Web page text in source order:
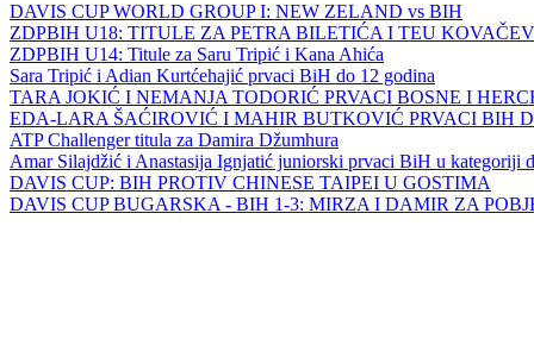
DAVIS CUP WORLD GROUP I: NEW ZELAND vs BIH
ZDPBIH U18: TITULE ZA PETRA BILETIĆA I TEU
ZDPBIH U14: Titule za Saru Tripić i Kana Ahića
Sara Tripić i Adian Kurtćehajić prvaci BiH do 12 godina
TARA JOKIĆ I NEMANJA TODORIĆ PRVACI BOSNE I
EDA-LARA ŠAĆIROVIĆ I MAHIR BUTKOVIĆ PRVACI BIH
ATP Challenger titula za Damira Džumhura
Amar Silajdžić i Anastasija Ignjatić juniorski prvaci BiH u kategoriji
DAVIS CUP: BIH PROTIV CHINESE TAIPEI U GOSTIMA
DAVIS CUP BUGARSKA - BIH 1-3: MIRZA I DAMIR ZA